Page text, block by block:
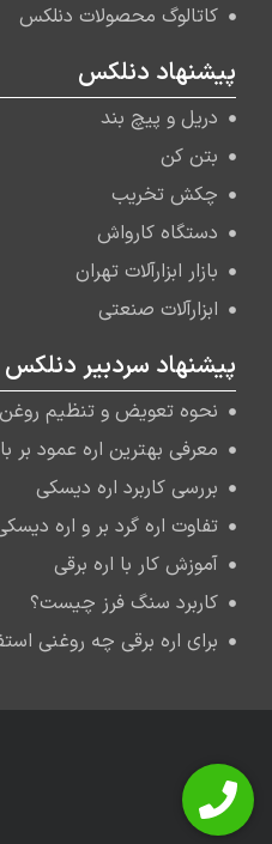
کاتالوگ محصولات دنلکس
پیشنهاد دنلکس
دریل و پیچ بند
بتن کن
چکش تخریب
دستگاه کارواش
بازار ابزارآلات تهران
ابزارآلات صنعتی
پیشنهاد سردبیر دنلکس
نحوه تعویض و تنظیم روغن
معرفی بهترین اره عمود بر
بررسی کاربرد اره دیسکی
تفاوت اره گرد بر و اره
آموزش کار با اره برقی
کاربرد سنگ فرز چیست؟
برای اره برقی چه روغنی